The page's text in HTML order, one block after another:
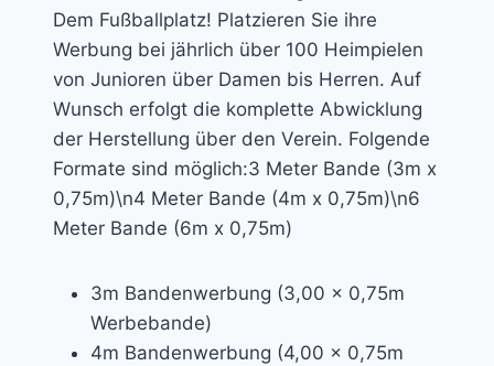
Dem Fußballplatz! Platzieren Sie ihre
Werbung bei jährlich über 100 Heimpielen
von Junioren über Damen bis Herren. Auf
Wunsch erfolgt die komplette Abwicklung
der Herstellung über den Verein. Folgende
Formate sind möglich:3 Meter Bande (3m x
0,75m)\n4 Meter Bande (4m x 0,75m)\n6
Meter Bande (6m x 0,75m)
3m Bandenwerbung (3,00 x 0,75m
Werbebande)
4m Bandenwerbung (4,00 x 0,75m